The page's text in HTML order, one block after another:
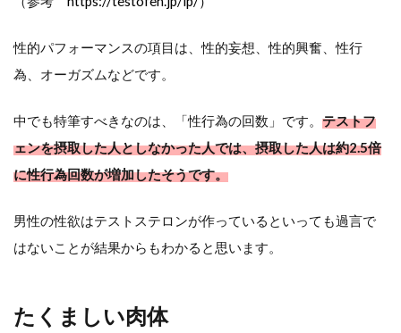
トフ
ェ
ン
はげ
る？
ス
フ
性的パフォーマンスの項目は、性的妄想、性的興奮、性行
為、オーガズムなどです。
中でも特筆すべきなのは、「性行為の回数」です。 テストフ
ェンを摂取した人としなかった人では、摂取した人は約2.5倍
に性行為回数が増加したそうです。
男性の性欲はテストステロンが作っているといっても過言で
はないことが結果からもわかると思います。
たくましい肉体